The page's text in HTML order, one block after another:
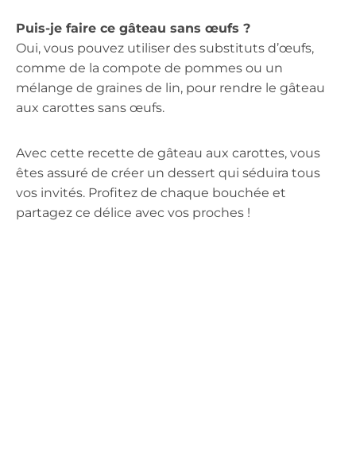
Puis-je faire ce gâteau sans œufs ?
Oui, vous pouvez utiliser des substituts d’œufs,
comme de la compote de pommes ou un
mélange de graines de lin, pour rendre le gâteau
aux carottes sans œufs.
Avec cette recette de gâteau aux carottes, vous
êtes assuré de créer un dessert qui séduira tous
vos invités. Profitez de chaque bouchée et
partagez ce délice avec vos proches !